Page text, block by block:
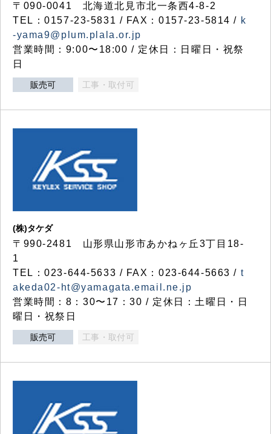
〒090-0041 北海道北見市北一条西4-8-2
TEL：0157-23-5831 / FAX：0157-23-5814 / k
-yama9@plum.plala.or.jp
営業時間：9:00〜18:00 / 定休日：日曜日・祝祭
日
販売可 工事・取付可
(株)タケダ
〒990-2481 山形県山形市あかねヶ丘3丁目18-
1
TEL：023-644-5633 / FAX：023-644-5663 / t
akeda02-ht@yamagata.email.ne.jp
営業時間：8：30〜17：30 / 定休日：土曜日・日
曜日・祝祭日
販売可 工事・取付可